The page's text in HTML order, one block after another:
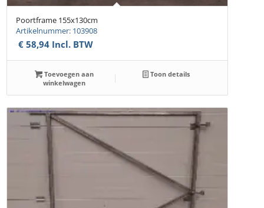
Poortframe 155x130cm
Artikelnummer: 103908
€ 58,94 Incl. BTW
Toevoegen aan
winkelwagen
Toon details